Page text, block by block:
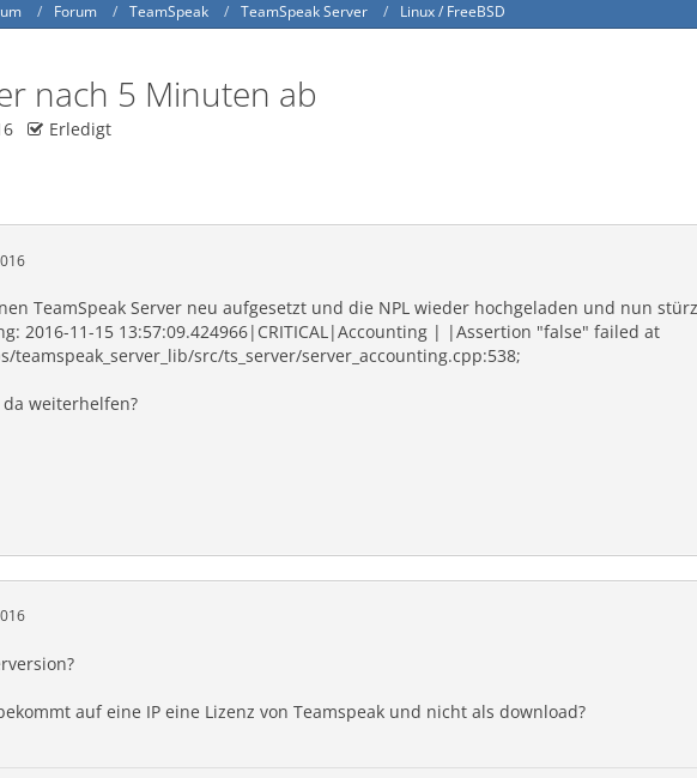
Forum TeamSpeak TeamSpeak Server Linux / FreeBSD
nach 5 Minuten ab
Erledigt
TeamSpeak Server neu aufgesetzt und die NPL wieder hochgeladen und nun
2016-11-15 13:57:09.424966|CRITICAL|Accounting | |Assertion "false" failed at
teamspeak_server_lib/src/ts_server/server_accounting.cpp:538;
weiterhelfen?
auf eine IP eine Lizenz von Teamspeak und nicht als download?